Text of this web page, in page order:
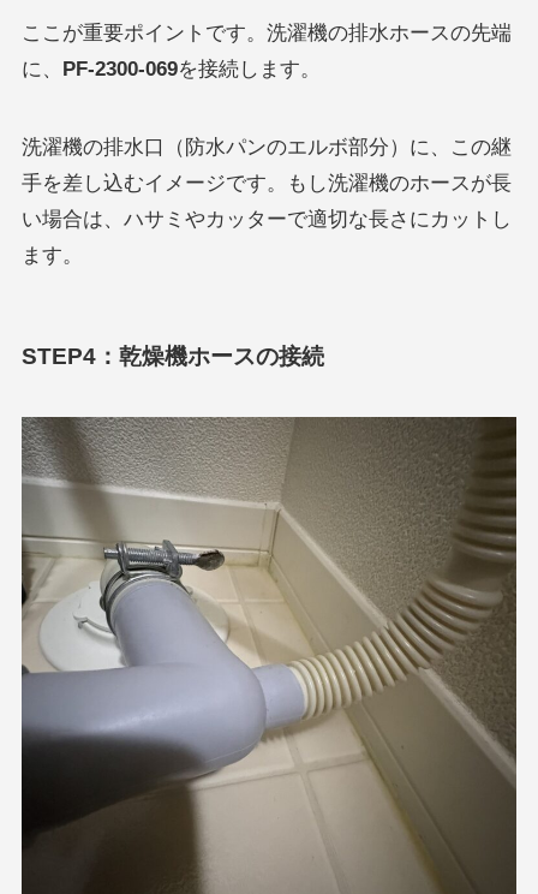
ここが重要ポイントです。洗濯機の排水ホースの先端
に、
PF-2300-069を接続します。
洗濯機の排水口（防水パンのエルボ部分）に、この継
手を差し込むイメージです。もし洗濯機のホースが長
い場合は、ハサミやカッターで適切な長さにカットし
ます。
STEP4：乾燥機ホースの接続